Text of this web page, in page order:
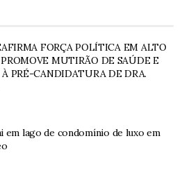
FORÇA POLÍTICA EM ALTO
MUTIRÃO DE SAÚDE E
PRÉ-CANDIDATURA DE DRA.
em lago de condomínio de luxo em